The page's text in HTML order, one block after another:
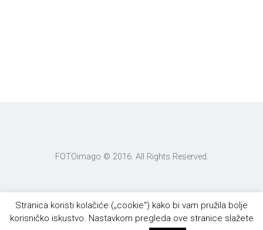
FOTOimago © 2016. All Rights Reserved.
Stranica koristi kolačiće („cookie“) kako bi vam pružila bolje
korisničko iskustvo. Nastavkom pregleda ove stranice slažete